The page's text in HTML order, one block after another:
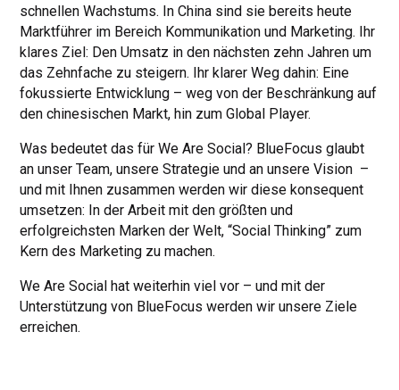
schnellen Wachstums. In China sind sie bereits heute
Marktführer im Bereich Kommunikation und Marketing. Ihr
klares Ziel: Den Umsatz in den nächsten zehn Jahren um
das Zehnfache zu steigern. Ihr klarer Weg dahin: Eine
fokussierte Entwicklung – weg von der Beschränkung auf
den chinesischen Markt, hin zum Global Player.
Was bedeutet das für We Are Social? BlueFocus glaubt
an unser Team, unsere Strategie und an unsere Vision –
und mit Ihnen zusammen werden wir diese konsequent
umsetzen: In der Arbeit mit den größten und
erfolgreichsten Marken der Welt, “Social Thinking” zum
Kern des Marketing zu machen.
We Are Social hat weiterhin viel vor – und mit der
Unterstützung von BlueFocus werden wir unsere Ziele
erreichen.